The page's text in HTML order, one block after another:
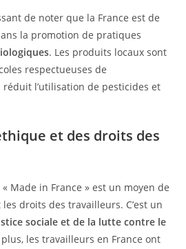
de noter que la France est de
la promotion de pratiques
. Les produits locaux sont
respectueuses de
réduit l’utilisation de pesticides et
et des droits des
Made in France » est un moyen de
droits des travailleurs. C’est un
sociale et de la lutte contre le
plus, les travailleurs en France ont